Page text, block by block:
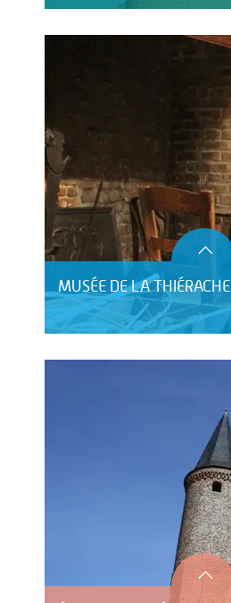
MUSÉE DE LA THIÉRACHE